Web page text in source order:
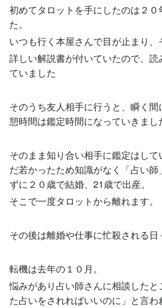
初めてタロットを手にしたのは２
た。
いつも行く本屋さんで目が止まり
詳しい解説書が付いていたので、
ていました
そのうち友人相手に行うと、瞬く
憩時間は鑑定時間になっていきまし
そのまま知り合い相手に鑑定はして
だ若かったため知識がなく「占い
ずに２０歳で結婚、21歳で出産。
そこで一度タロットから離れます。
その後は離婚や仕事に忙殺される日
転機は去年の１０月。
悩みがあり占い師さんに相談したと
た占いをされればいいのに」と言わ